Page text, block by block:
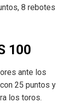
8 rebotes
100
ante los
con 25 puntos y
los toros.